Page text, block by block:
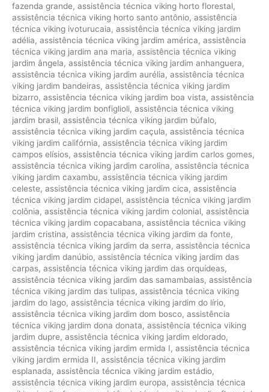
fazenda grande, assistência técnica viking horto florestal,
assistência técnica viking horto santo antônio, assistência
técnica viking ivoturucaia, assistência técnica viking jardim
adélia, assistência técnica viking jardim américa, assistência
técnica viking jardim ana maria, assistência técnica viking
jardim ângela, assistência técnica viking jardim anhanguera,
assistência técnica viking jardim aurélia, assistência técnica
viking jardim bandeiras, assistência técnica viking jardim
bizarro, assistência técnica viking jardim boa vista, assistência
técnica viking jardim bonfiglioli, assistência técnica viking
jardim brasil, assistência técnica viking jardim búfalo,
assistência técnica viking jardim caçula, assistência técnica
viking jardim califórnia, assistência técnica viking jardim
campos elísios, assistência técnica viking jardim carlos gomes,
assistência técnica viking jardim carolina, assistência técnica
viking jardim caxambu, assistência técnica viking jardim
celeste, assistência técnica viking jardim cica, assistência
técnica viking jardim cidapel, assistência técnica viking jardim
colônia, assistência técnica viking jardim colonial, assistência
técnica viking jardim copacabana, assistência técnica viking
jardim cristina, assistência técnica viking jardim da fonte,
assistência técnica viking jardim da serra, assistência técnica
viking jardim danúbio, assistência técnica viking jardim das
carpas, assistência técnica viking jardim das orquídeas,
assistência técnica viking jardim das samambaias, assistência
técnica viking jardim das tulipas, assistência técnica viking
jardim do lago, assistência técnica viking jardim do lírio,
assistência técnica viking jardim dom bosco, assistência
técnica viking jardim dona donata, assistência técnica viking
jardim dupre, assistência técnica viking jardim eldorado,
assistência técnica viking jardim ermida I, assistência técnica
viking jardim ermida II, assistência técnica viking jardim
esplanada, assistência técnica viking jardim estádio,
assistência técnica viking jardim europa, assistência técnica